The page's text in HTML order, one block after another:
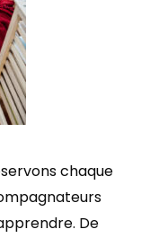
chaque
De